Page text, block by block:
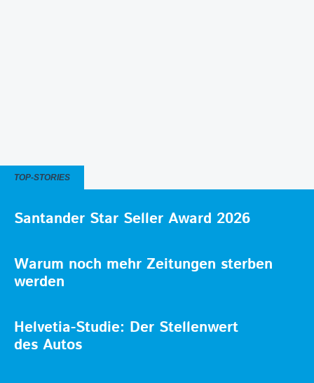
TOP-STORIES
Santander Star Seller Award 2026
Warum noch mehr Zeitungen sterben
werden
Helvetia-Studie: Der Stellenwert
des Autos